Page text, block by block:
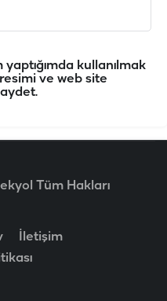
kullanılmak
ve web site
Tüm Hakları
İletişim